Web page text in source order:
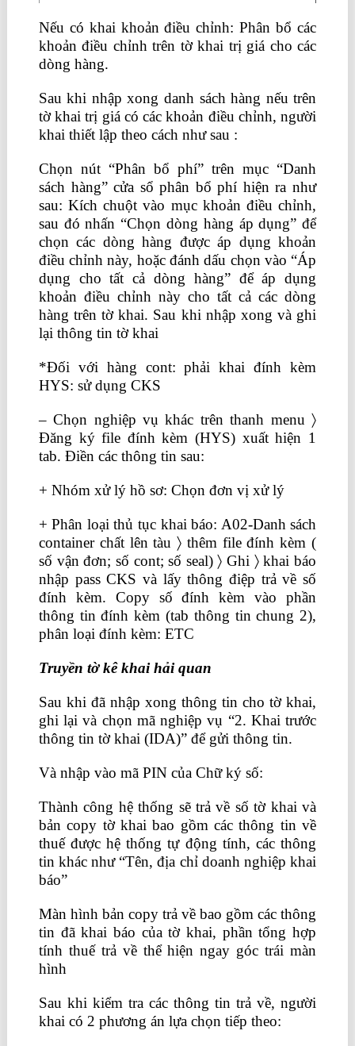
Nếu có khai khoản điều chỉnh: Phân bổ các
khoản điều chỉnh trên tờ khai trị giá cho các
dòng hàng.
Sau khi nhập xong danh sách hàng nếu trên
tờ khai trị giá có các khoản điều chỉnh, người
khai thiết lập theo cách như sau :
Chọn nút “Phân bổ phí” trên mục “Danh
sách hàng” cửa sổ phân bổ phí hiện ra như
sau: Kích chuột vào mục khoản điều chỉnh,
sau đó nhấn “Chọn dòng hàng áp dụng” để
chọn các dòng hàng được áp dụng khoản
điều chỉnh này, hoặc đánh dấu chọn vào “Áp
dụng cho tất cả dòng hàng” để áp dụng
khoản điều chỉnh này cho tất cả các dòng
hàng trên tờ khai. Sau khi nhập xong và ghi
lại thông tin tờ khai
*Đối với hàng cont: phải khai đính kèm
HYS: sử dụng CKS
– Chọn nghiệp vụ khác trên thanh menu 〉
Đăng ký file đính kèm (HYS) xuất hiện 1
tab. Điền các thông tin sau:
+ Nhóm xử lý hồ sơ: Chọn đơn vị xử lý
+ Phân loại thủ tục khai báo: A02-Danh sách
container chất lên tàu 〉 thêm file đính kèm (
số vận đơn; số cont; số seal) 〉 Ghi 〉 khai báo
nhập pass CKS và lấy thông điệp trả về số
đính kèm. Copy số đính kèm vào phần
thông tin đính kèm (tab thông tin chung 2),
phân loại đính kèm: ETC
Truyền tờ kê khai hải quan
Sau khi đã nhập xong thông tin cho tờ khai,
ghi lại và chọn mã nghiệp vụ “2. Khai trước
thông tin tờ khai (IDA)” để gửi thông tin.
Và nhập vào mã PIN của Chữ ký số:
Thành công hệ thống sẽ trả về số tờ khai và
bản copy tờ khai bao gồm các thông tin về
thuế được hệ thống tự động tính, các thông
tin khác như “Tên, địa chỉ doanh nghiệp khai
báo”
Màn hình bản copy trả về bao gồm các thông
tin đã khai báo của tờ khai, phần tổng hợp
tính thuế trả về thể hiện ngay góc trái màn
hình
Sau khi kiểm tra các thông tin trả về, người
khai có 2 phương án lựa chọn tiếp theo: